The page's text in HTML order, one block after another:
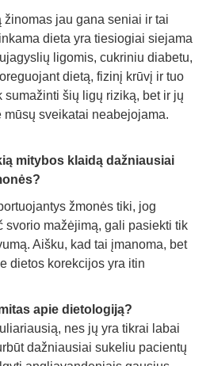
jau gana seniai ir tai
dieta yra tiesiogiai siejama
ligomis, cukriniu diabetu,
dietą, fizinį krūvį ir tuo
sumažinti šių ligų riziką, bet ir jų
mūsų sveikatai neabejojama.
mitybos klaidą dažniausiai
žmonės tiki, jog
svorio mažėjimą, gali pasiekti tik
Aišku, kad tai įmanoma, bet
dietos korekcijos yra itin
apie dietologiją?
nes jų yra tikrai labai
dažniausiai sukeliu pacientų